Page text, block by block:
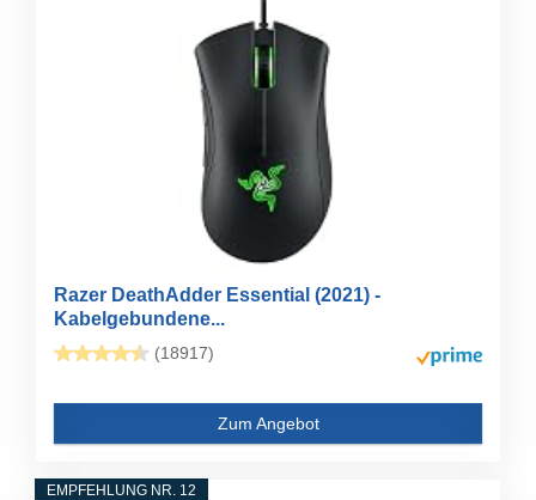
Razer DeathAdder Essential (2021) -
Kabelgebundene...
(18917)
Zum Angebot
EMPFEHLUNG NR. 12